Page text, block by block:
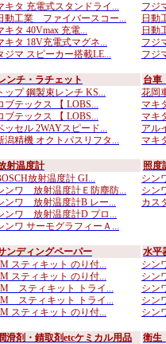
キタ 充電式スタンドライ...
動工業 ファイバースコー...
キタ 40Vmax 充電...
キタ 18V充電式マグネ...
ジマ スピーカー搭載LE...
フジ
日動
日動
フジ
フジ
ンチ・ラチェット
ップ 鋼製束レンチ KS...
ブテックス 【 LOBS...
ブテックス 【 LOBS...
ッセル 2WAYスピード...
潟精機 オクトパスリフタ...
台車
花岡
マキ
マキ
アル
マキ
射温度計
放射温度計 GI...
ンワ 放射温度計Ｅ防塵防...
ンワ 放射温度計B レー...
ンワ 放射温度計D プロ...
ンワ サーモグラフィーＡ...
照度
シン
シン
カス
ンディングペーパー
スティキット のり付...
スティキット のり付...
スティキット トライ...
スティキット トライ...
スティキット のり付...
水平
シン
シン
シン
シン
シン
滑剤・錆取剤etcケミカル用品
衛生